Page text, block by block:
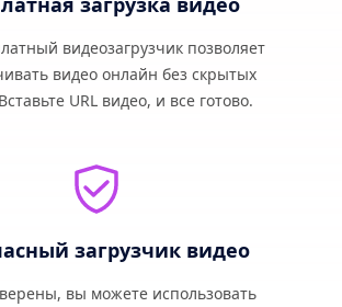
видеозагрузчик позволяет
видео онлайн без скрытых
URL видео, и все готово.
загрузчик видео
вы можете использовать